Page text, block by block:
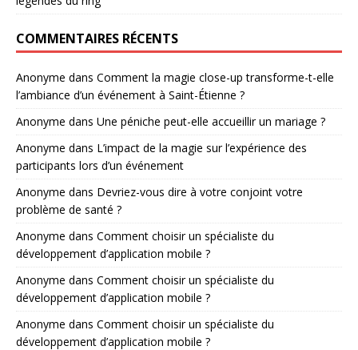
COMMENTAIRES RÉCENTS
Anonyme dans Comment la magie close-up transforme-t-elle
l’ambiance d’un événement à Saint-Étienne ?
Anonyme dans Une péniche peut-elle accueillir un mariage ?
Anonyme dans L’impact de la magie sur l’expérience des
participants lors d’un événement
Anonyme dans Devriez-vous dire à votre conjoint votre
problème de santé ?
Anonyme dans Comment choisir un spécialiste du
développement d’application mobile ?
Anonyme dans Comment choisir un spécialiste du
développement d’application mobile ?
Anonyme dans Comment choisir un spécialiste du
développement d’application mobile ?